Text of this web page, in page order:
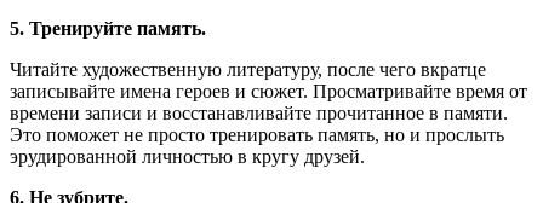
5. Тренируйте память.
Читайте художественную литературу, после чего вкратце
записывайте имена героев и сюжет. Просматривайте время от
времени записи и восстанавливайте прочитанное в памяти.
Это поможет не просто тренировать память, но и прослыть
эрудированной личностью в кругу друзей.
6. Не зубрите.